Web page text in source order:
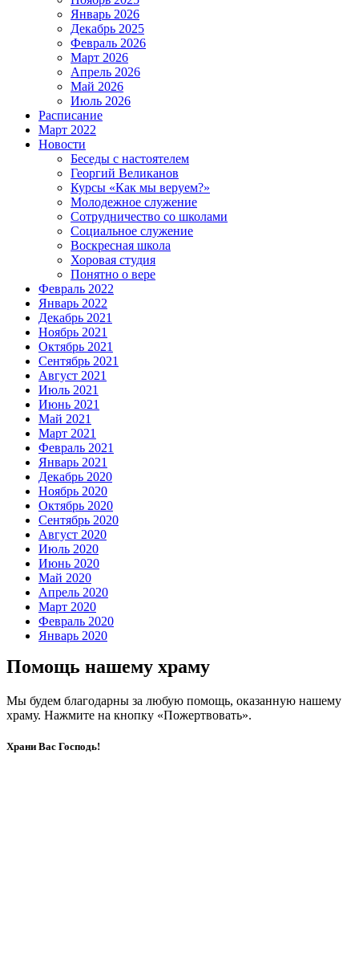
Январь 2026
Декабрь 2025
Февраль 2026
Март 2026
Апрель 2026
Май 2026
Июль 2026
Расписание
Март 2022
Новости
Беседы с настоятелем
Георгий Великанов
Курсы «Как мы веруем?»
Молодежное служение
Сотрудничество со школами
Социальное служение
Воскресная школа
Хоровая студия
Понятно о вере
Февраль 2022
Январь 2022
Декабрь 2021
Ноябрь 2021
Октябрь 2021
Сентябрь 2021
Август 2021
Июль 2021
Июнь 2021
Май 2021
Март 2021
Февраль 2021
Январь 2021
Декабрь 2020
Ноябрь 2020
Октябрь 2020
Сентябрь 2020
Август 2020
Июль 2020
Июнь 2020
Май 2020
Апрель 2020
Март 2020
Февраль 2020
Январь 2020
Помощь нашему храму
Мы будем благодарны за любую помощь, оказанную нашему
храму. Нажмите на кнопку «Пожертвовать».
Храни Вас Господь!